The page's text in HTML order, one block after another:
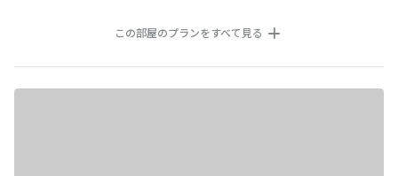
この部屋のプランをすべて見る